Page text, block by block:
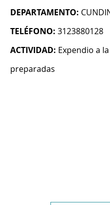
DEPARTAMENTO:
TELÉFONO: 3123880128
ACTIVIDAD: Expendio a
preparadas